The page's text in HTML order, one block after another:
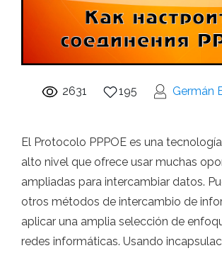
2631 195 Germán
El Protocolo PPPOE es una
alto nivel que ofrece usar muchas
ampliadas para intercambiar datos.
otros métodos de intercambio de
aplicar una amplia selección de
redes informáticas. Usando